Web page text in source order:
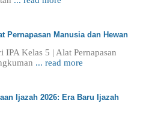
Pernapasan Manusia dan Hewan
IPA Kelas 5 | Alat Pernapasan
... read more
Ijazah 2026: Era Baru Ijazah